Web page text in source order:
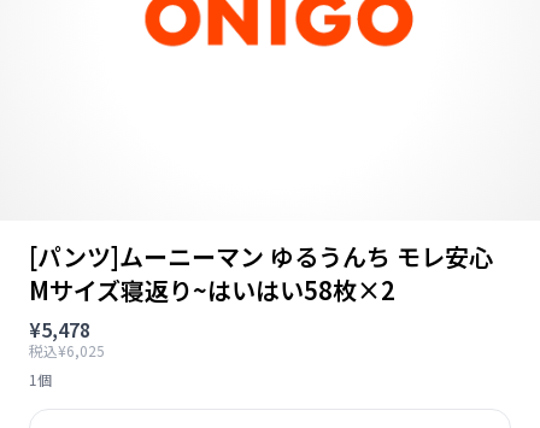
[パンツ]ムーニーマン ゆるうんち モレ安心
Mサイズ寝返り~はいはい58枚×2
¥5,478
税込¥6,025
1個